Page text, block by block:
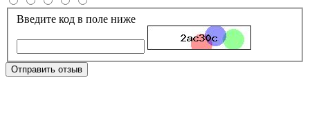
Введите код в поле ниже
Отправить отзыв